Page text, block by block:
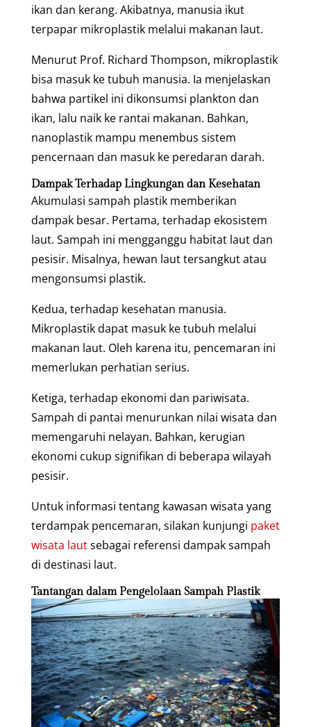
ikan dan kerang. Akibatnya, manusia ikut
terpapar mikroplastik melalui makanan laut.
Menurut Prof. Richard Thompson, mikroplastik
bisa masuk ke tubuh manusia. Ia menjelaskan
bahwa partikel ini dikonsumsi plankton dan
ikan, lalu naik ke rantai makanan. Bahkan,
nanoplastik mampu menembus sistem
pencernaan dan masuk ke peredaran darah.
Dampak Terhadap Lingkungan dan Kesehatan
Akumulasi sampah plastik memberikan
dampak besar. Pertama, terhadap ekosistem
laut. Sampah ini mengganggu habitat laut dan
pesisir. Misalnya, hewan laut tersangkut atau
mengonsumsi plastik.
Kedua, terhadap kesehatan manusia.
Mikroplastik dapat masuk ke tubuh melalui
makanan laut. Oleh karena itu, pencemaran ini
memerlukan perhatian serius.
Ketiga, terhadap ekonomi dan pariwisata.
Sampah di pantai menurunkan nilai wisata dan
memengaruhi nelayan. Bahkan, kerugian
ekonomi cukup signifikan di beberapa wilayah
pesisir.
Untuk informasi tentang kawasan wisata yang
terdampak pencemaran, silakan kunjungi paket
wisata lautsebagai referensi dampak sampah
di destinasi laut.
Tantangan dalam Pengelolaan Sampah Plastik